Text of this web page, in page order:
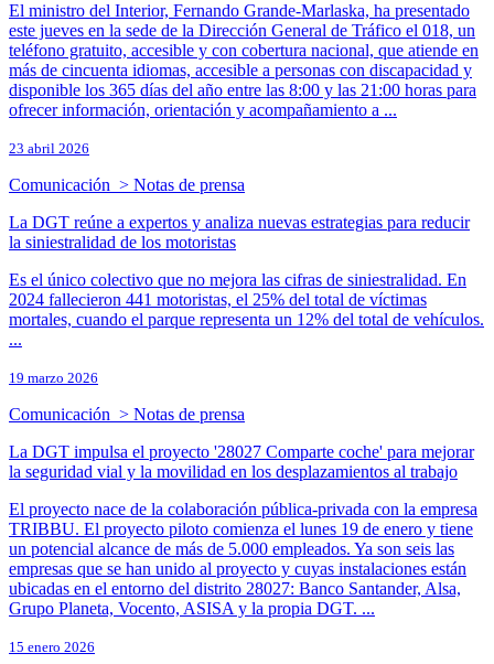
El ministro del Interior, Fernando Grande-Marlaska, ha presentado
este jueves en la sede de la Dirección General de Tráfico el 018, un
teléfono gratuito, accesible y con cobertura nacional, que atiende en
más de cincuenta idiomas, accesible a personas con discapacidad y
disponible los 365 días del año entre las 8:00 y las 21:00 horas para
ofrecer información, orientación y acompañamiento a ...
23 abril 2026
Comunicación > Notas de prensa
La DGT reúne a expertos y analiza nuevas estrategias para reducir
la siniestralidad de los motoristas
Es el único colectivo que no mejora las cifras de siniestralidad. En
2024 fallecieron 441 motoristas, el 25% del total de víctimas
mortales, cuando el parque representa un 12% del total de vehículos.
...
19 marzo 2026
Comunicación > Notas de prensa
La DGT impulsa el proyecto '28027 Comparte coche' para mejorar
la seguridad vial y la movilidad en los desplazamientos al trabajo
El proyecto nace de la colaboración pública-privada con la empresa
TRIBBU. El proyecto piloto comienza el lunes 19 de enero y tiene
un potencial alcance de más de 5.000 empleados. Ya son seis las
empresas que se han unido al proyecto y cuyas instalaciones están
ubicadas en el entorno del distrito 28027: Banco Santander, Alsa,
Grupo Planeta, Vocento, ASISA y la propia DGT. ...
15 enero 2026